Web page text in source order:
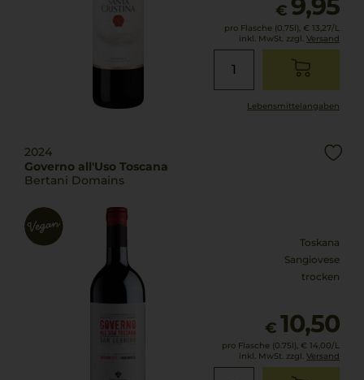
€
pro Flasche (0.75l), € 13,27/L
inkl. MwSt. zzgl. Versand
Lebensmittel­angaben
2024
Governo all'Uso Toscana
Bertani Domains
Toskana
Sangiovese
trocken
€ 10,50
pro Flasche (0.75l), € 14,00/L
inkl. MwSt. zzgl. Versand